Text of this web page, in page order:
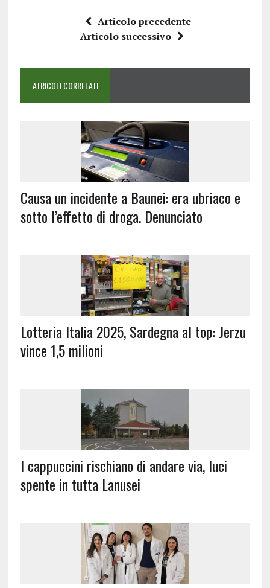
Articolo precedente
Articolo successivo
ATRICOLI CORRELATI
Causa un incidente a Baunei: era ubriaco e
sotto l’effetto di droga. Denunciato
Lotteria Italia 2025, Sardegna al top: Jerzu
vince 1,5 milioni
I cappuccini rischiano di andare via, luci
spente in tutta Lanusei